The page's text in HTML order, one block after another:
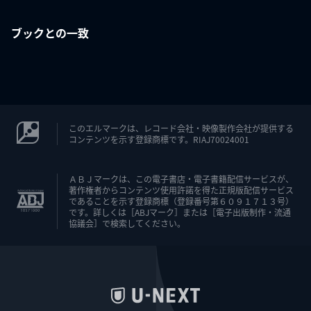
ブックとの一致
このエルマークは、レコード会社・映像製作会社が提供する
コンテンツを示す登録商標です。RIAJ70024001
ＡＢＪマークは、この電子書店・電子書籍配信サービスが、
著作権者からコンテンツ使用許諾を得た正規版配信サービス
であることを示す登録商標（登録番号第６０９１７１３号）
です。詳しくは［ABJマーク］または［電子出版制作・流通
協議会］で検索してください。